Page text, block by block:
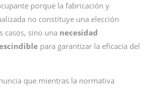
porque la fabricación y
no constituye una elección
casos, sino una necesidad
para garantizar la eficacia del
que mientras la normativa